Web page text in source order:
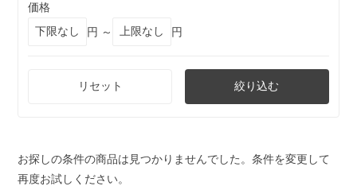
価格
円 ～
円
リセット 絞り込む
お探しの条件の商品は見つかりませんでした。条件を変更して
再度お試しください。